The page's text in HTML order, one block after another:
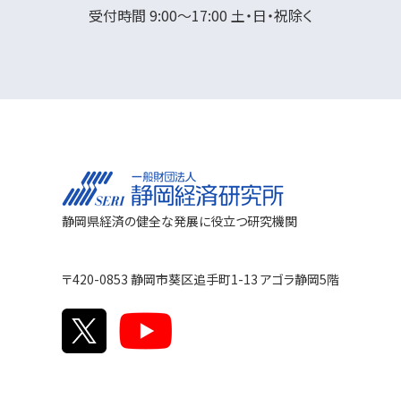
受付時間 9:00～17:00 土・日・祝除く
静岡県経済の健全な発展に役立つ研究機関
〒420-0853 静岡市葵区追手町1-13 アゴラ静岡5階